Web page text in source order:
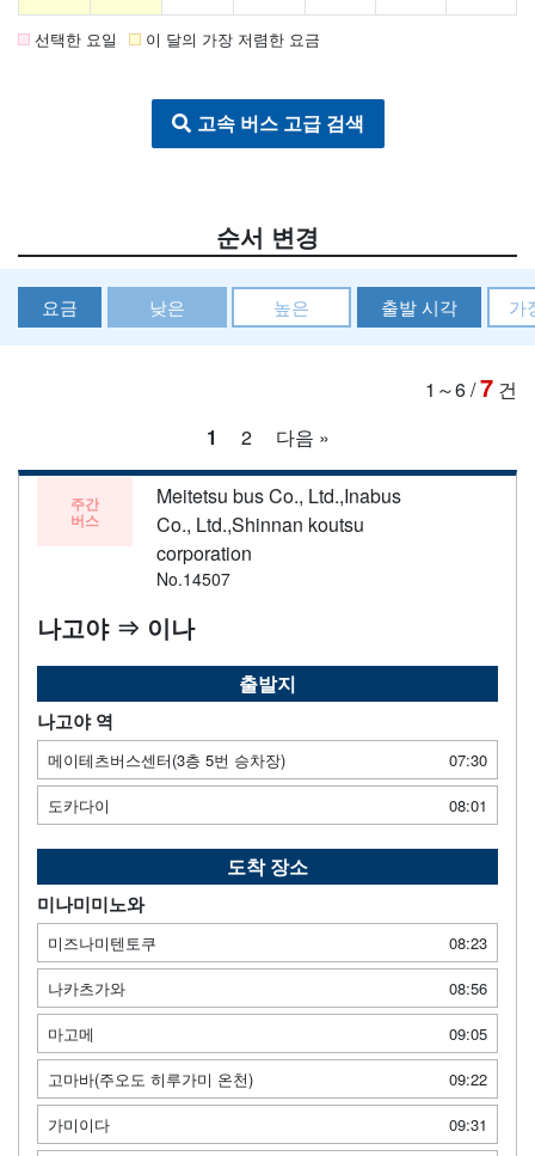
선택한 요일 이 달의 가장 저렴한 요금
고속 버스 고급 검색
순서 변경
요금 낮은 높은 출발 시각 가
1～6/7 건
1
2 다음 »
주간
버스
Meitetsu bus Co., Ltd.,Inabus
Co., Ltd.,Shinnan koutsu
corporation
No.14507
나고야 ⇒ 이나
출발지
나고야 역
메이테츠버스센터(3층 5번 승차장)
07:30
도카다이
08:01
도착 장소
미나미미노와
미즈나미텐토쿠
08:23
나카츠가와
08:56
마고메
09:05
고마바(주오도 히루가미 온천)
09:22
가미이다
09:31